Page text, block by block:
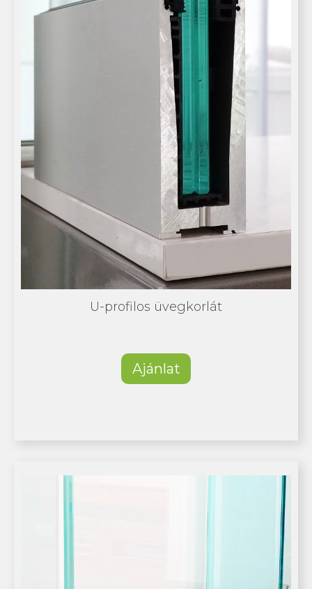
U-profilos üvegkorlát
Ajánlat